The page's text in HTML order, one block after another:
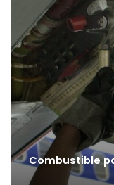
Combustible